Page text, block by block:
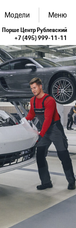
Модели Меню
Порше Центр Рублевский
+7 (495) 999-11-11